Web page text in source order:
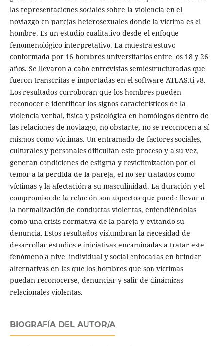
las representaciones sociales sobre la violencia en el
noviazgo en parejas heterosexuales donde la víctima es el
hombre. Es un estudio cualitativo desde el enfoque
fenomenológico interpretativo. La muestra estuvo
conformada por 16 hombres universitarios entre los 18 y 26
años. Se llevaron a cabo entrevistas semiestructuradas que
fueron transcritas e importadas en el software ATLAS.ti v8.
Los resultados corroboran que los hombres pueden
reconocer e identificar los signos característicos de la
violencia verbal, física y psicológica en homólogos dentro de
las relaciones de noviazgo, no obstante, no se reconocen a sí
mismos como víctimas. Un entramado de factores sociales,
culturales y personales dificultan este proceso y a su vez,
generan condiciones de estigma y revictimización por el
temor a la perdida de la pareja, el no ser tratados como
víctimas y la afectación a su masculinidad. La duración y el
compromiso de la relación son aspectos que puede llevar a
la normalización de conductas violentas, entendiéndolas
como una crisis normativa de la pareja y evitando su
denuncia. Estos resultados vislumbran la necesidad de
desarrollar estudios e iniciativas encaminadas a tratar este
fenómeno a nivel individual y social enfocadas en brindar
alternativas en las que los hombres que son víctimas
puedan reconocerse, denunciar y salir de dinámicas
relacionales violentas.
BIOGRAFÍA DEL AUTOR/A